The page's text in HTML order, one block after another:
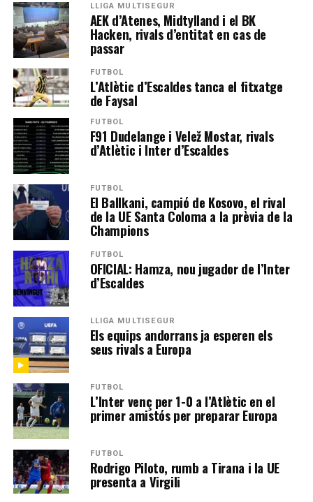
LLIGA MULTISEGUR
AEK d’Atenes, Midtylland i el BK
Hacken, rivals d’entitat en cas de
passar
FUTBOL
L’Atlètic d’Escaldes tanca el fitxatge
de Faysal
FUTBOL
F91 Dudelange i Velež Mostar, rivals
d’Atlètic i Inter d’Escaldes
FUTBOL
El Ballkani, campió de Kosovo, el rival
de la UE Santa Coloma a la prèvia de la
Champions
FUTBOL
OFICIAL: Hamza, nou jugador de l’Inter
d’Escaldes
LLIGA MULTISEGUR
Els equips andorrans ja esperen els
seus rivals a Europa
FUTBOL
L’Inter venç per 1-0 a l’Atlètic en el
primer amistós per preparar Europa
FUTBOL
Rodrigo Piloto, rumb a Tirana i la UE
presenta a Virgili